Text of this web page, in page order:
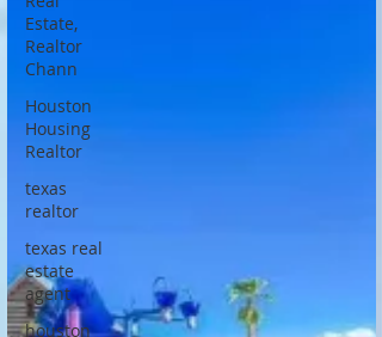
Estate,
Realtor
Chann
Houston
Housing
Realtor
texas
realtor
texas real
estate
agent
houston